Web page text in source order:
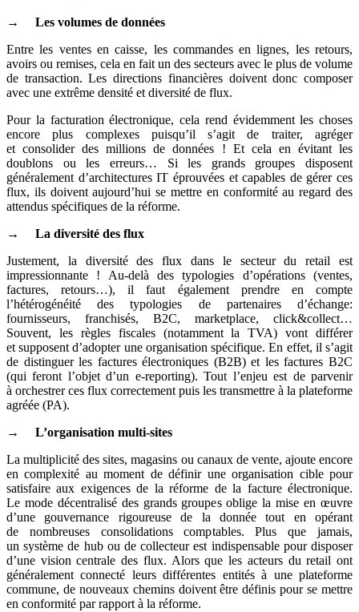
→ Les volumes de données
Entre les ventes en caisse, les commandes en lignes, les retours,
avoirs ou remises, cela en fait un des secteurs avec le plus de volume
de transaction. Les directions financières doivent donc composer
avec une extrême densité et diversité de flux.
Pour la facturation électronique, cela rend évidemment les choses
encore plus complexes puisqu’il s’agit de traiter, agréger
et consolider des millions de données ! Et cela en évitant les
doublons ou les erreurs… Si les grands groupes disposent
généralement d’architectures IT éprouvées et capables de gérer ces
flux, ils doivent aujourd’hui se mettre en conformité au regard des
attendus spécifiques de la réforme.
→ La diversité des flux
Justement, la diversité des flux dans le secteur du retail est
impressionnante ! Au-delà des typologies d’opérations (ventes,
factures, retours…), il faut également prendre en compte
l’hétérogénéité des typologies de partenaires d’échange:
fournisseurs, franchisés, B2C, marketplace, click&collect…
Souvent, les règles fiscales (notamment la TVA) vont différer
et supposent d’adopter une organisation spécifique. En effet, il s’agit
de distinguer les factures électroniques (B2B) et les factures B2C
(qui feront l’objet d’un e-reporting). Tout l’enjeu est de parvenir
à orchestrer ces flux correctement puis les transmettre à la plateforme
agréée (PA).
→ L’organisation multi-sites
La multiplicité des sites, magasins ou canaux de vente, ajoute encore
en complexité au moment de définir une organisation cible pour
satisfaire aux exigences de la réforme de la facture électronique.
Le mode décentralisé des grands groupes oblige la mise en œuvre
d’une gouvernance rigoureuse de la donnée tout en opérant
de nombreuses consolidations comptables. Plus que jamais,
un système de hub ou de collecteur est indispensable pour disposer
d’une vision centrale des flux. Alors que les acteurs du retail ont
généralement connecté leurs différentes entités à une plateforme
commune, de nouveaux chemins doivent être définis pour se mettre
en conformité par rapport à la réforme.